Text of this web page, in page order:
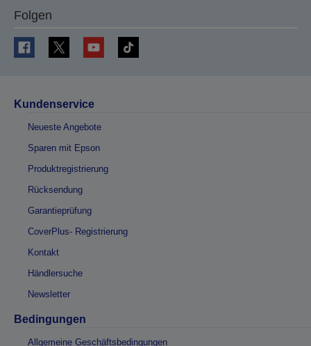
Folgen
Kundenservice
Neueste Angebote
Sparen mit Epson
Produktregistrierung
Rücksendung
Garantieprüfung
CoverPlus- Registrierung
Kontakt
Händlersuche
Newsletter
Bedingungen
Allgemeine Geschäftsbedingungen